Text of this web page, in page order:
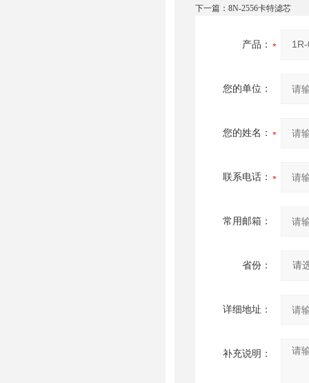
下一篇： 8N-2556卡特滤芯
产品：
您的单位：
您的姓名：
联系电话：
常用邮箱：
省份：
详细地址：
补充说明：